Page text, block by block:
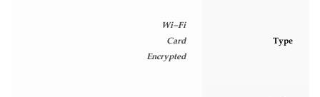
Type
Wi-Fi
Card
Encrypted